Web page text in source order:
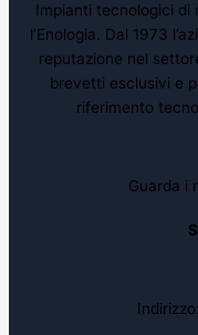
Impianti tecnologici di
l’Enologia. Dal 1973
reputazione nel
brevetti esclusivi e
riferimento
Guarda i